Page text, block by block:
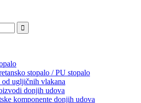
stopalo / PU stopalo
od ugljičnih vlakana
donjih udova
komponente donjih udova